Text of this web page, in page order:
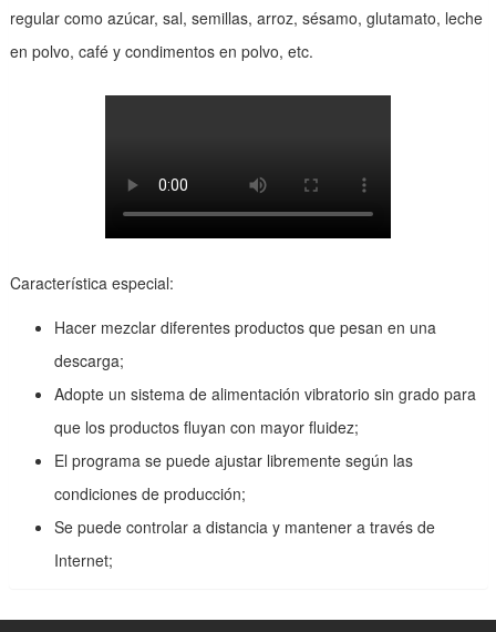
regular como azúcar, sal, semillas, arroz, sésamo, glutamato, leche
en polvo, café y condimentos en polvo, etc.
Característica especial:
Hacer mezclar diferentes productos que pesan en una
descarga;
Adopte un sistema de alimentación vibratorio sin grado para
que los productos fluyan con mayor fluidez;
El programa se puede ajustar libremente según las
condiciones de producción;
Se puede controlar a distancia y mantener a través de
Internet;